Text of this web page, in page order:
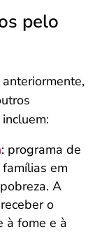
pelo
: programa de
em
A
o
à fome e à